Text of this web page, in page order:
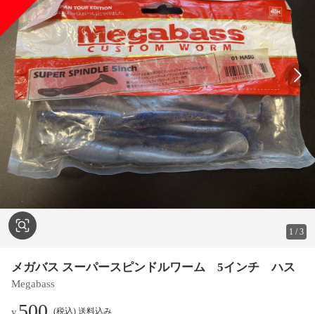
1 /3
メガバス スーパースピンドルワーム 5インチ ハス
Megabass
(税込) 送料込み